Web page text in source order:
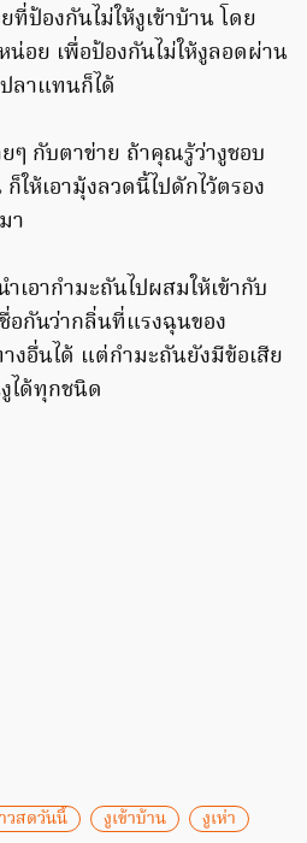
ที่ป้องกันไม่ให้งูเข้าบ้าน โดย
อย เพื่อป้องกันไม่ให้งูลอดผ่าน
ลาแทนก็ได้
ๆ กับตาข่าย ถ้าคุณรู้ว่างูชอบ
ให้เอามุ้งลวดนี้ไปดักไว้ตรอง
า
เอากำมะถันไปผสมให้เข้ากับ
อกันว่ากลิ่นที่แรงฉุนของ
งอื่นได้ แต่กำมะถันยังมีข้อเสีย
ได้ทุกชนิด
วสดวันนี้ งูเข้าบ้าน งูเห่า